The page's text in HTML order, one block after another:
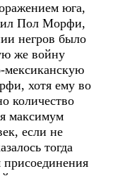
юга,
Пол Морфи,
негров было
же войну
хотя ему во
количество
максимум
если не
тогда
присоединения